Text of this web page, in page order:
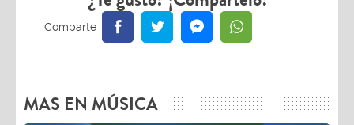
MAS EN MÚSICA